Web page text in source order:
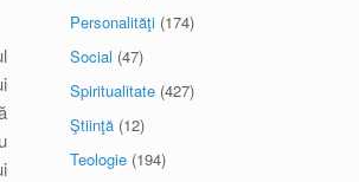
Personalităţi (174)
Social (47)
Spiritualitate (427)
Ştiinţă (12)
Teologie (194)